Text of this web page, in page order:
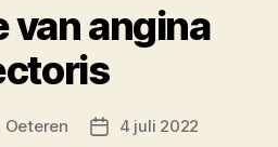
van angina
Oeteren Berichtdatum
4 juli 2022